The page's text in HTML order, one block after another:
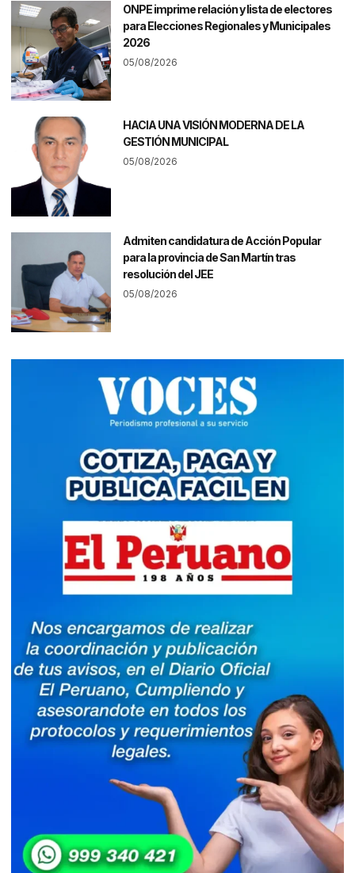
ONPE imprime relación y lista de electores
para Elecciones Regionales y Municipales
2026
05/08/2026
HACIA UNA VISIÓN MODERNA DE LA
GESTIÓN MUNICIPAL
05/08/2026
Admiten candidatura de Acción Popular
para la provincia de San Martín tras
resolución del JEE
05/08/2026